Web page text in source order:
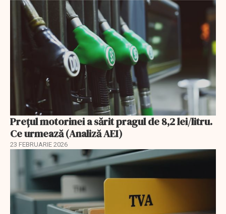
Prețul motorinei a sărit pragul de 8,2 lei/litru.
Ce urmează (Analiză AEI)
23 FEBRUARIE 2026